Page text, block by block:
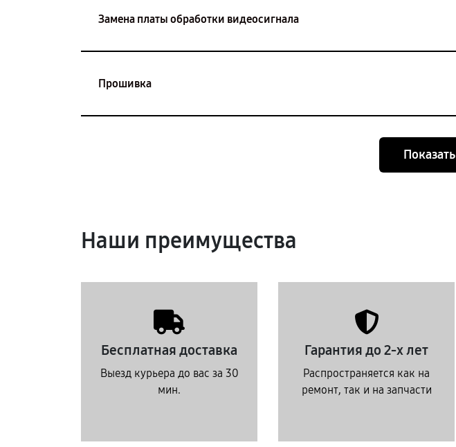
Замена платы обработки видеосигнала
Прошивка
Наши преимущества
Бесплатная доставка
Выезд курьера до вас за 30
мин.
Гарантия до 2-х лет
Распространяется как на
ремонт, так и на запчасти